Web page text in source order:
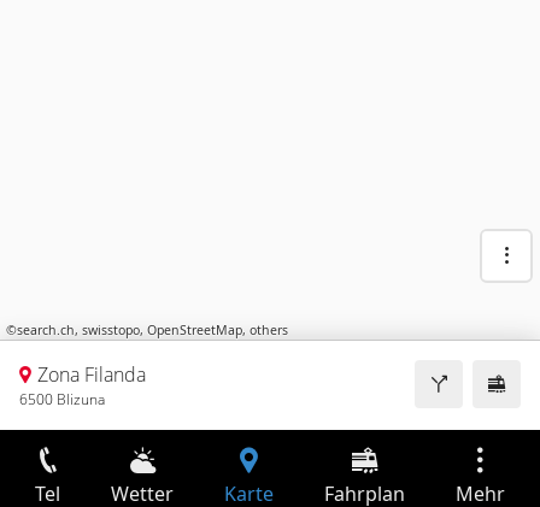
©search.ch, swisstopo, OpenStreetMap, others
Zona Filanda
6500 Blizuna
Tel Wetter Karte Fahrplan Mehr